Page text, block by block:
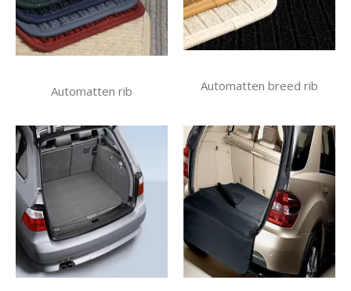
Automatten rib Automatten breed rib